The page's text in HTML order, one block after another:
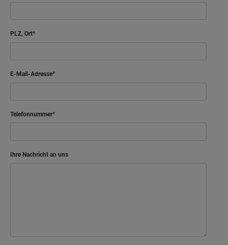
PLZ, Ort
E-Mail-Adresse
Telefonnummer
Ihre Nachricht an uns